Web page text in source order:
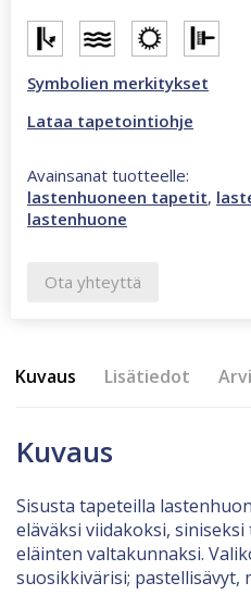
määrä
Symbolien merkitykset
Lataa tapetointiohje
Avainsanat tuotteelle:
lastenhuoneen tapetit,
lastenhuone
Ota yhteyttä
Kuvaus Lisätiedot
Kuvaus
Sisusta tapeteilla
eläväksi viidakoksi,
eläinten valtakunnaksi.
suosikkivärisi;